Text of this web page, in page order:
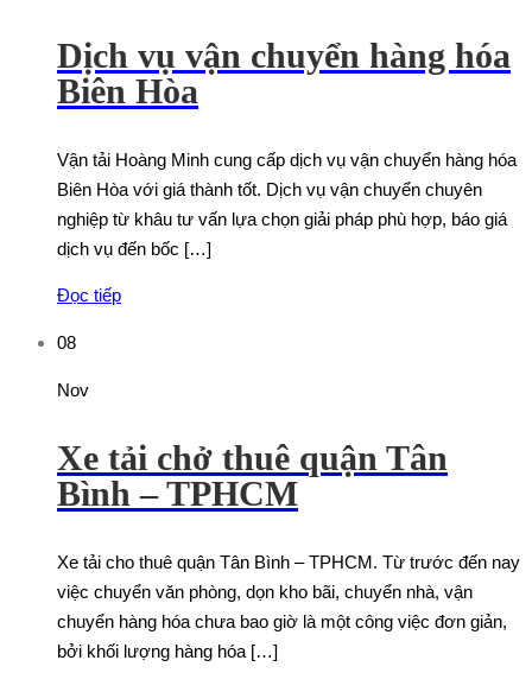
Dịch vụ vận chuyển hàng hóa
Biên Hòa
Vận tải Hoàng Minh cung cấp dịch vụ vận chuyển hàng hóa
Biên Hòa với giá thành tốt. Dịch vụ vận chuyển chuyên
nghiệp từ khâu tư vấn lựa chọn giải pháp phù hợp, báo giá
dịch vụ đến bốc […]
Đọc tiếp
08
Nov
Xe tải chở thuê quận Tân
Bình – TPHCM
Xe tải cho thuê quận Tân Bình – TPHCM. Từ trước đến nay
việc chuyển văn phòng, dọn kho bãi, chuyển nhà, vận
chuyển hàng hóa chưa bao giờ là một công việc đơn giản,
bởi khối lượng hàng hóa […]